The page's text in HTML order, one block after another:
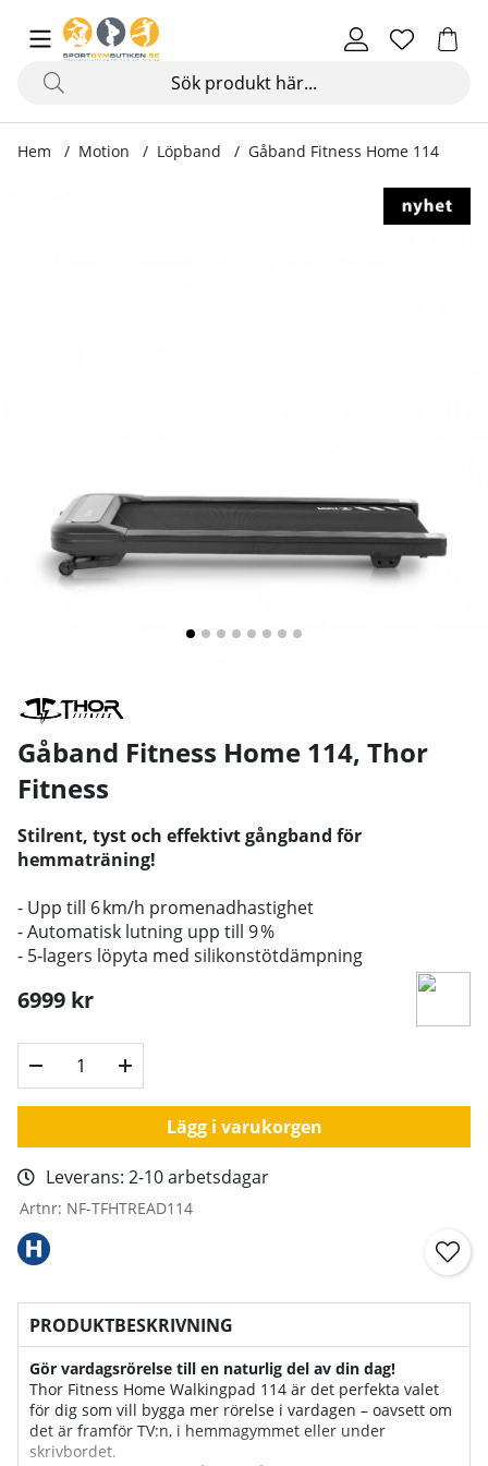
Hem Motion Löpband Gåband Fitness Home 114
Gåband Fitness Home 114, Thor
Fitness
Stilrent, tyst och effektivt gångband för
hemmaträning!
- Upp till 6 km/h promenadhastighet
- Automatisk lutning upp till 9 %
- 5‑lagers löpyta med silikonstötdämpning
6999 kr
Lägg i varukorgen
Leverans: 2-10 arbetsdagar
Artnr: NF-TFHTREAD114
PRODUKTBESKRIVNING
Gör vardagsrörelse till en naturlig del av din dag!
Thor Fitness Home Walkingpad 114 är det perfekta valet
för dig som vill bygga mer rörelse i vardagen – oavsett om
det är framför TV:n, i hemmagymmet eller under
skrivbordet.